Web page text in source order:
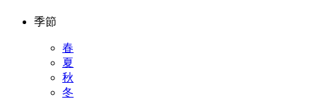
季節
春
夏
秋
冬